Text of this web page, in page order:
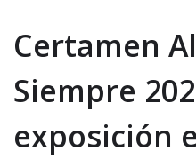
Certamen
Siempre
exposición